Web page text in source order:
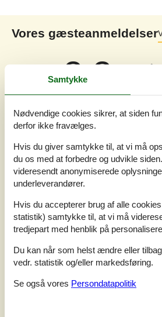
Vores gæsteanmeldelser
3,3 Baseret på
5
4
2
1
Kommentarer
1 vurdering har kommentar
5 0
I forhold til antal personer, som
gryder, manglende belysning i flere rum,
utæt tag, det dryppede ned i en skål i
Samtykke
Nødvendige cookies sikrer, at siden
derfor ikke fravælges.
Hvis du giver samtykke til, at vi må
du os med at forbedre og udvikle
videresendt anonymiserede
underleverandører.
Hvis du accepterer brug af alle
statistik) samtykke til, at vi må
tredjepart med henblik på
Du kan når som helst ændre eller
vedr. statistik og/eller markedsføring.
Se også vores Persondatapolitik